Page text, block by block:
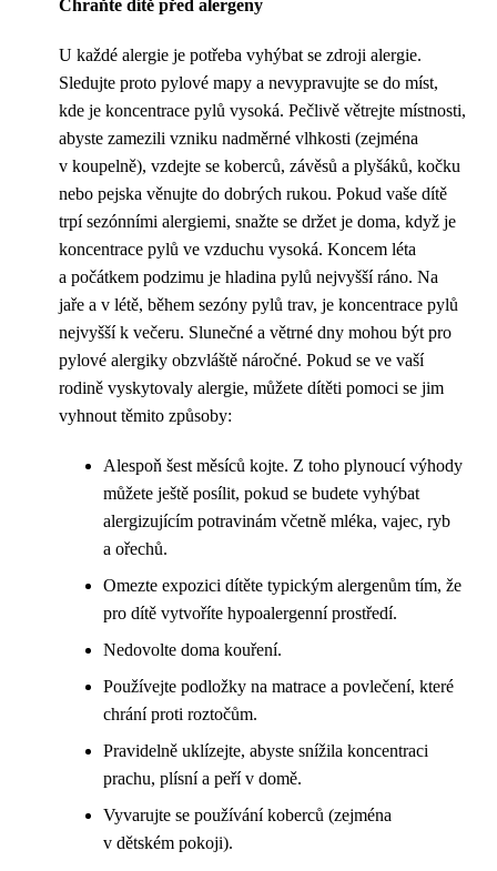
Chraňte dítě před alergeny
U každé alergie je potřeba vyhýbat se zdroji alergie.
Sledujte proto pylové mapy a nevypravujte se do míst,
kde je koncentrace pylů vysoká. Pečlivě větrejte místnosti,
abyste zamezili vzniku nadměrné vlhkosti (zejména
v koupelně), vzdejte se koberců, závěsů a plyšáků, kočku
nebo pejska věnujte do dobrých rukou. Pokud vaše dítě
trpí sezónními alergiemi, snažte se držet je doma, když je
koncentrace pylů ve vzduchu vysoká. Koncem léta
a počátkem podzimu je hladina pylů nejvyšší ráno. Na
jaře a v létě, během sezóny pylů trav, je koncentrace pylů
nejvyšší k večeru. Slunečné a větrné dny mohou být pro
pylové alergiky obzvláště náročné. Pokud se ve vaší
rodině vyskytovaly alergie, můžete dítěti pomoci se jim
vyhnout těmito způsoby:
Alespoň šest měsíců kojte. Z toho plynoucí výhody
můžete ještě posílit, pokud se budete vyhýbat
alergizujícím potravinám včetně mléka, vajec, ryb
a ořechů.
Omezte expozici dítěte typickým alergenům tím, že
pro dítě vytvoříte hypoalergenní prostředí.
Nedovolte doma kouření.
Používejte podložky na matrace a povlečení, které
chrání proti roztočům.
Pravidelně uklízejte, abyste snížila koncentraci
prachu, plísní a peří v domě.
Vyvarujte se používání koberců (zejména
v dětském pokoji).